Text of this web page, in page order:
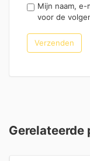
Mijn naam,
voor de
Gerelateerde